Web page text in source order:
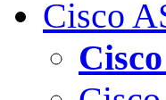
Cisco